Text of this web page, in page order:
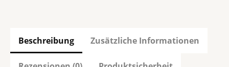
Beschreibung Zusätzliche Informationen